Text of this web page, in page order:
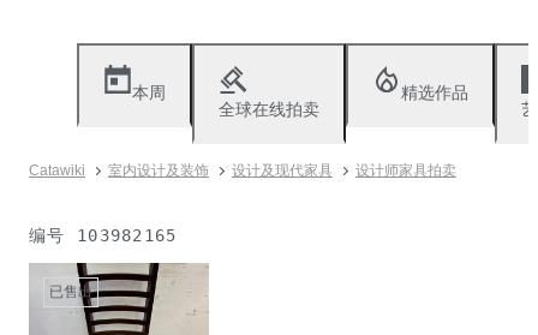
本周
全球在线拍卖
精选作品
Catawiki 室内设计及装饰 设计及现代家具 设计师家具拍卖
编号 103982165
已售出